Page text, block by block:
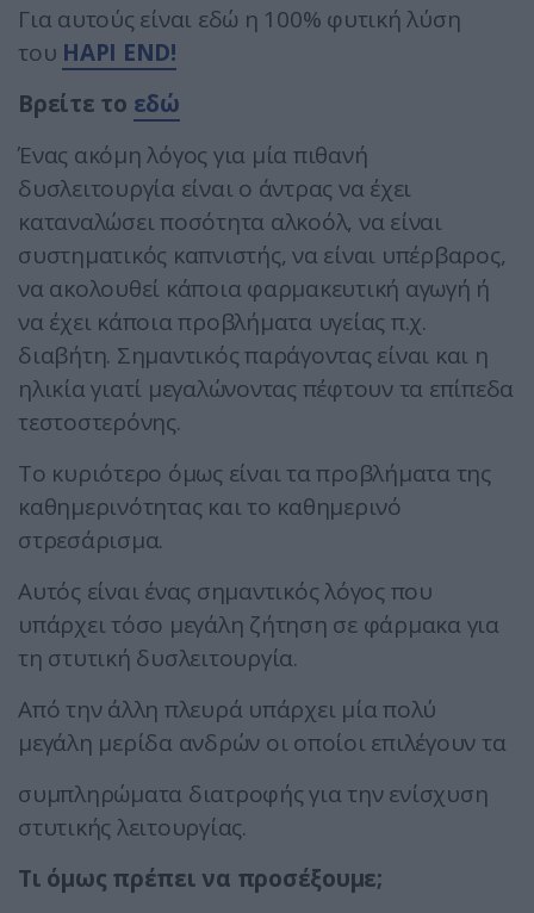
Για αυτούς είναι εδώ η 100% φυτική λύση
του HAPI END!
Βρείτε το εδώ
Ένας ακόμη λόγος για μία πιθανή
δυσλειτουργία είναι ο άντρας να έχει
καταναλώσει ποσότητα αλκοόλ, να είναι
συστηματικός καπνιστής, να είναι υπέρβαρος,
να ακολουθεί κάποια φαρμακευτική αγωγή ή
να έχει κάποια προβλήματα υγείας π.χ.
διαβήτη. Σημαντικός παράγοντας είναι και η
ηλικία γιατί μεγαλώνοντας πέφτουν τα επίπεδα
τεστοστερόνης.
Το κυριότερο όμως είναι τα προβλήματα της
καθημερινότητας και το καθημερινό
στρεσάρισμα.
Αυτός είναι ένας σημαντικός λόγος που
υπάρχει τόσο μεγάλη ζήτηση σε φάρμακα για
τη στυτική δυσλειτουργία.
Από την άλλη πλευρά υπάρχει μία πολύ
μεγάλη μερίδα ανδρών οι οποίοι επιλέγουν τα
συμπληρώματα διατροφής για την ενίσχυση
στυτικής λειτουργίας.
Τι όμως πρέπει να προσέξουμε;